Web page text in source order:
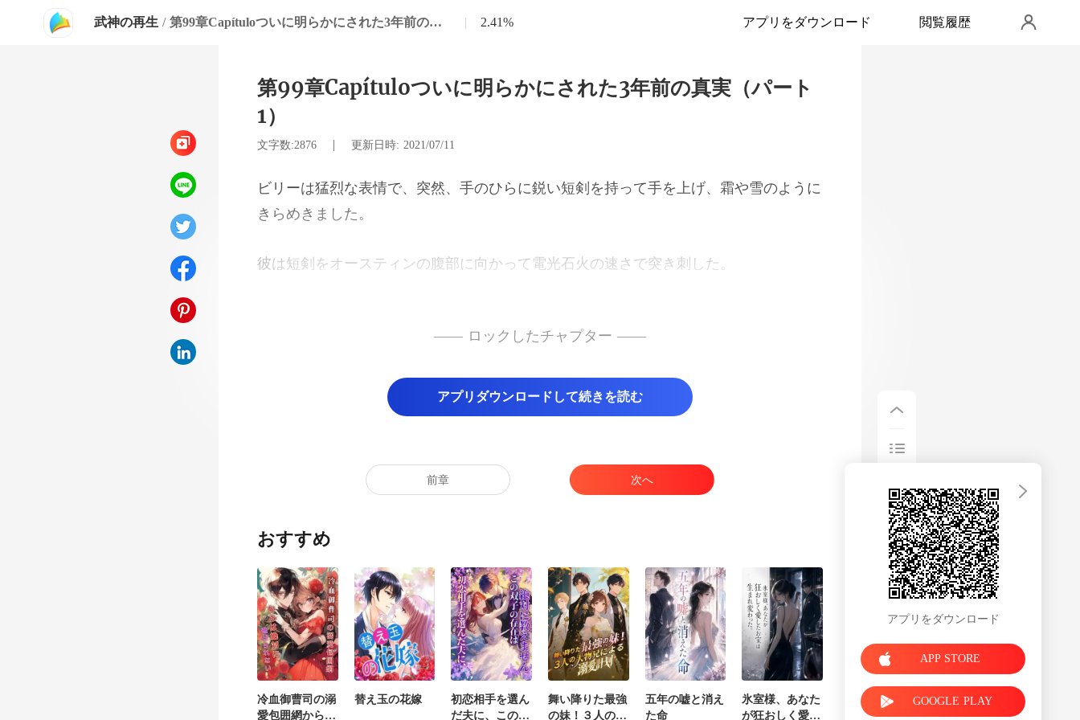
武神の再生 / 第99章Capítuloついに明らかにされた3年前の真実（パート1） | 2.41% アプリをダウンロード 閲覧履歴
第99章Capítuloついに明らかにされた3年前の真実（パート
1）
文字数:2876 | 更新日時: 2021/07/11
のひらに鋭い短剣を持って手を上
の腹部に向かって電光石
な感覚は非常に強かったので、彼はそれを
塔が突然ビリーに直接射撃する金色
バ
んで送られた。 彼は動かずにフィールド
—— ロックしたチャプター ——
アプリダウンロードして続きを読む
前章 次へ
おすすめ
冷血御曹司の溺
愛包囲網からは
替え玉の花嫁
初恋相手を選ん
だ夫に、この双
舞い降りた最強
の妹！３人の大
五年の嘘と消え
た命
氷室様、あなた
が狂おしく愛し
アプリをダウンロード
APP STORE
GOOGLE PLAY